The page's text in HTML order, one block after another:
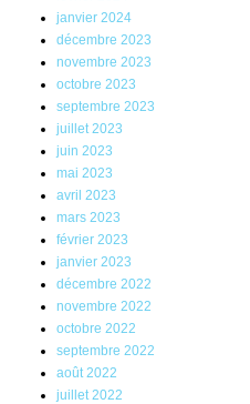
janvier 2024
décembre 2023
novembre 2023
octobre 2023
septembre 2023
juillet 2023
juin 2023
mai 2023
avril 2023
mars 2023
février 2023
janvier 2023
décembre 2022
novembre 2022
octobre 2022
septembre 2022
août 2022
juillet 2022